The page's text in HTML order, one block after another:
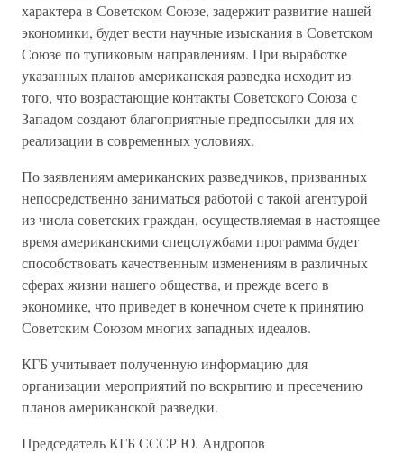
характера в Советском Союзе, задержит развитие нашей
экономики, будет вести научные изыскания в Советском
Союзе по тупиковым направлениям. При выработке
указанных планов американская разведка исходит из
того, что возрастающие контакты Советского Союза с
Западом создают благоприятные предпосылки для их
реализации в современных условиях.
По заявлениям американских разведчиков, призванных
непосредственно заниматься работой с такой агентурой
из числа советских граждан, осуществляемая в настоящее
время американскими спецслужбами программа будет
способствовать качественным изменениям в различных
сферах жизни нашего общества, и прежде всего в
экономике, что приведет в конечном счете к принятию
Советским Союзом многих западных идеалов.
КГБ учитывает полученную информацию для
организации мероприятий по вскрытию и пресечению
планов американской разведки.
Председатель КГБ СССР Ю. Андропов